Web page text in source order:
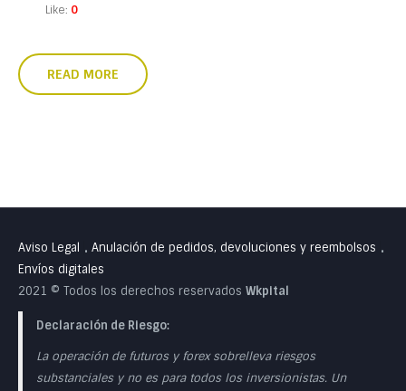
Like: 0
READ MORE
Aviso Legal • Anulación de pedidos, devoluciones y reembolsos •
Envíos digitales
2021 © Todos los derechos reservados Wkpital
Declaración de Riesgo:
La operación de futuros y forex sobrelleva riesgos
substanciales y no es para todos los inversionistas. Un